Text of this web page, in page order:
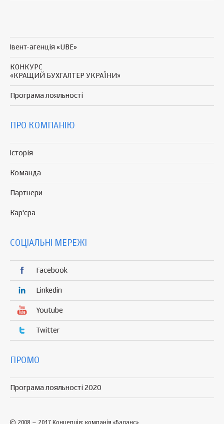
Івент-агенція «UBE»
КОНКУРС
«КРАЩИЙ БУХГАЛТЕР УКРАЇНИ»
Програма лояльності
ПРО КОМПАНІЮ
Історія
Команда
Партнери
Кар'єра
СОЦІАЛЬНІ МЕРЕЖІ
Facebook
Linkedin
Youtube
Twitter
ПРОМО
Програма лояльності 2020